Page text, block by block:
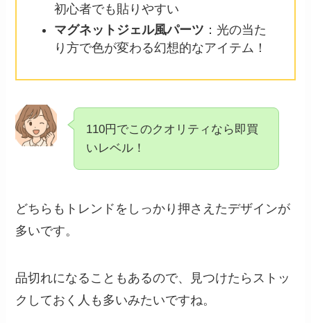
初心者でも貼りやすい
マグネットジェル風パーツ ：光の当た
り方で色が変わる幻想的なアイテム！
110円でこのクオリティなら即買
いレベル！
どちらもトレンドをしっかり押さえたデザインが
多いです。
品切れになることもあるので、見つけたらストッ
クしておく人も多いみたいですね。